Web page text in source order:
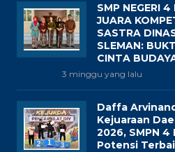
SMP NEGERI
JUARA
SASTRA
SLEMAN:
CINTA
3 minggu yang lalu
Daffa
Kejuaraan
2026, SMPN
Potensi